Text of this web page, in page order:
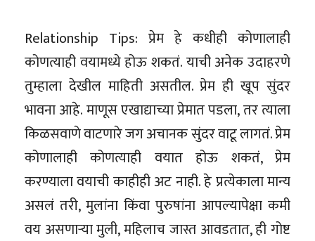
Relationship Tips: प्रेम हे कधीही कोणालाही
कोणत्याही वयामध्ये होऊ शकतं. याची अनेक उदाहरणे
तुम्हाला देखील माहिती असतील. प्रेम ही खूप सुंदर
भावना आहे. माणूस एखाद्याच्या प्रेमात पडला, तर त्याला
किळसवाणे वाटणारे जग अचानक सुंदर वाटू लागतं. प्रेम
कोणालाही कोणत्याही वयात होऊ शकतं, प्रेम
करण्याला वयाची काहीही अट नाही. हे प्रत्येकाला मान्य
असलं तरी, मुलांना किंवा पुरुषांना आपल्यापेक्षा कमी
वय असणाऱ्या मुली, महिलाच जास्त आवडतात, ही गोष्ट